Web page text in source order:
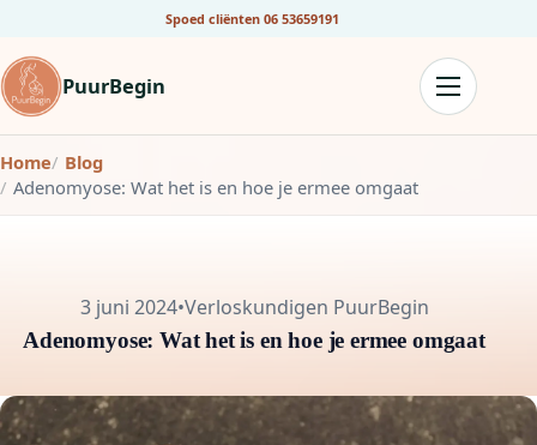
Spoed cliënten 06 53659191
PuurBegin
Home
Blog
Adenomyose: Wat het is en hoe je ermee omgaat
3 juni 2024•Verloskundigen PuurBegin
Adenomyose: Wat het is en hoe je ermee omgaat